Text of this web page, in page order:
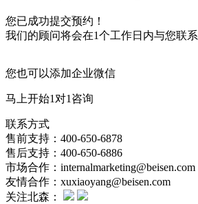
您已成功提交预约！
我们的顾问将会在1个工作日内与您联系
您也可以添加企业微信
马上开始1对1咨询
联系方式
售前支持：400-650-6878
售后支持：400-650-6886
市场合作：internalmarketing@beisen.com
友情合作：xuxiaoyang@beisen.com
关注北森：